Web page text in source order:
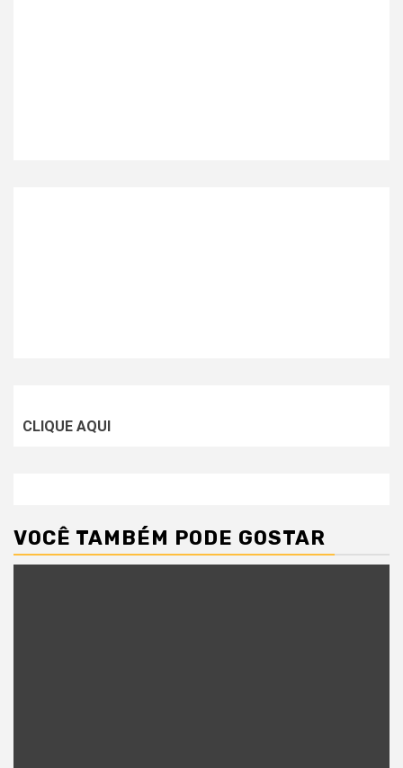
CLIQUE AQUI
VOCÊ TAMBÉM PODE GOSTAR